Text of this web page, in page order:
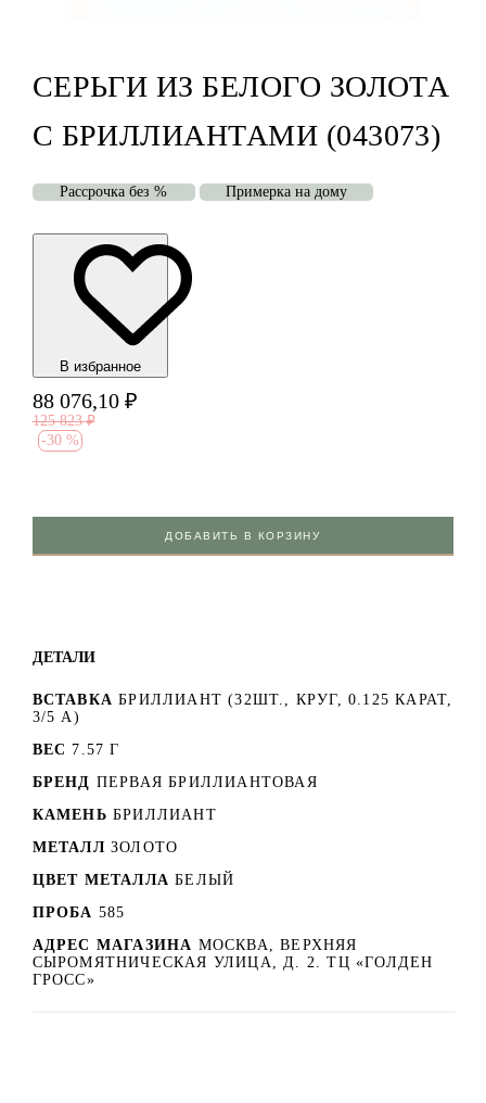
СЕРЬГИ ИЗ БЕЛОГО ЗОЛОТА
С БРИЛЛИАНТАМИ (043073)
Рассрочка без % Примерка на дому
В избранноe
88 076,10 ₽
125 823 ₽
-30 %
ДОБАВИТЬ В КОРЗИНУ
ДЕТАЛИ
ВСТАВКА БРИЛЛИАНТ (32ШТ., КРУГ, 0.125 КАРАТ,
3/5 А)
ВЕС 7.57 Г
БРЕНД ПЕРВАЯ БРИЛЛИАНТОВАЯ
КАМЕНЬ БРИЛЛИАНТ
МЕТАЛЛ ЗОЛОТО
ЦВЕТ МЕТАЛЛА БЕЛЫЙ
ПРОБА 585
АДРЕС МАГАЗИНА МОСКВА, ВЕРХНЯЯ
СЫРОМЯТНИЧЕСКАЯ УЛИЦА, Д. 2. ТЦ «ГОЛДЕН
ГРОСС»